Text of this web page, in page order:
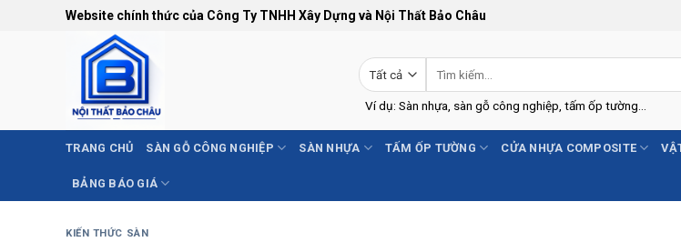
Website chính thức của Công Ty TNHH Xây Dựng và Nội Thất Bảo Châu
kiếm:
Ví dụ: Sàn nhựa, sàn gỗ công nghiệp, tấm ốp tường...
TRANG CHỦ SÀN GỖ CÔNG NGHIỆP SÀN NHỰA TẤM ỐP TƯỜNG CỬA NHỰA COMPOSITE
BẢNG BÁO GIÁ
KIẾN THỨC SÀN